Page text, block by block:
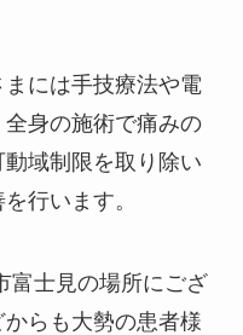
には手技療法や電
身の施術で痛みの
域制限を取り除い
行います。
富士見の場所にござ
らも大勢の患者様